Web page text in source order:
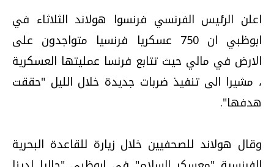
اعلن الرئيس الفرنسي فرنسوا هولاند الثلاثاء في
ابوظبي ان 750 عسكريا فرنسيا متواجدون على
الارض في مالي حيث تتابع فرنسا عمليتها العسكرية
، مشيرا الى تنفيذ ضربات جديدة خلال الليل "حققت
هدفها".
وقال هولاند للصحفيين خلال زيارة للقاعدة البحرية